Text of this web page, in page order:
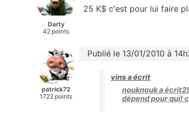
Darty
42 points
25 K$ c'est pour lui faire
patrick72
1722 points
Publié le 13/01/2010 à
vins a écrit
nouknouk a
dépend pour qui!